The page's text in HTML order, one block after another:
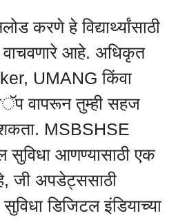
करणे हे विद्यार्थ्यांसाठी
आहे. अधिकृत
UMANG किंवा
वापरून तुम्ही सहज
MSBSHSE
आणण्यासाठी एक
जी अपडेट्ससाठी
डिजिटल इंडियाच्या